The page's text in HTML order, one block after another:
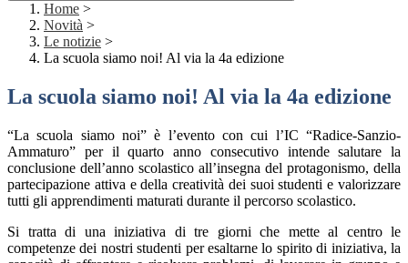
Home >
Novità >
Le notizie >
La scuola siamo noi! Al via la 4a edizione
La scuola siamo noi! Al via la 4a edizione
“La scuola siamo noi” è l’evento con cui l’IC “Radice-Sanzio-
Ammaturo” per il quarto anno consecutivo intende salutare la
conclusione dell’anno scolastico all’insegna del protagonismo, della
partecipazione attiva e della creatività dei suoi studenti e valorizzare
tutti gli apprendimenti maturati durante il percorso scolastico.
Si tratta di una iniziativa di tre giorni che mette al centro le
competenze dei nostri studenti per esaltarne lo spirito di iniziativa, la